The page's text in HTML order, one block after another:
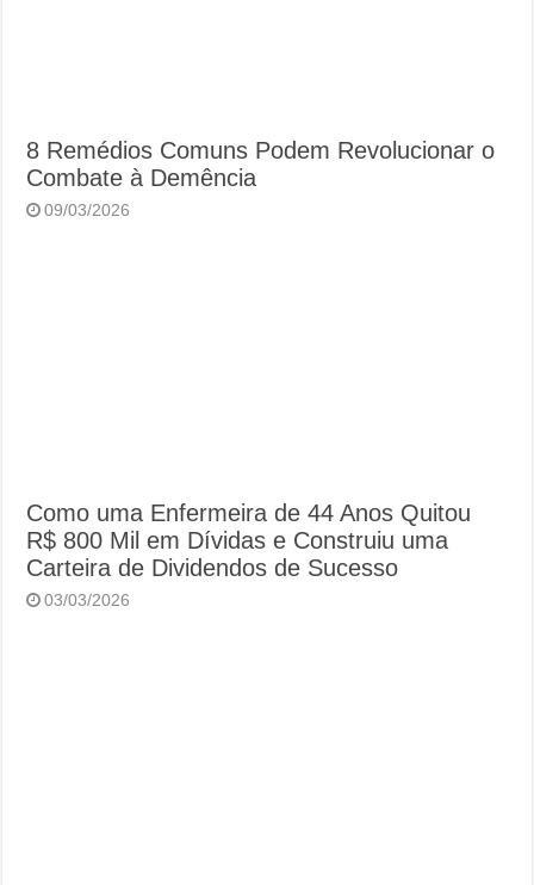
8 Remédios Comuns Podem Revolucionar o
Combate à Demência
09/03/2026
Como uma Enfermeira de 44 Anos Quitou
R$ 800 Mil em Dívidas e Construiu uma
Carteira de Dividendos de Sucesso
03/03/2026